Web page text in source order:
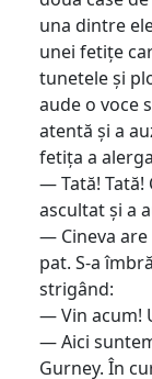
una dintre
unei fetițe
tunetele și
aude o voce
atentă și a
fetița a
— Tată! Tată!
ascultat și a
— Cineva are
pat. S-a
strigând:
— Vin acum!
— Aici
Gurney. În